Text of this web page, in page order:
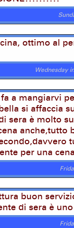
ottimo al
Wednesday
a mangiarvi
si affaccia
sera è molto
anche,tutto
per una
buon
di sera è